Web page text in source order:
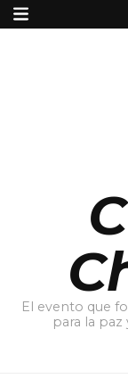
El evento que
para la paz